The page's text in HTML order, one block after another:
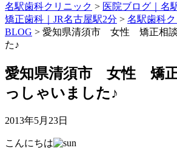
名駅歯科クリニック > 医院ブログ｜名
矯正歯科｜JR名古屋駅2分 > 名駅歯科
BLOG > 愛知県清須市 女性 矯正相談
た♪
愛知県清須市 女性 矯
っしゃいました♪
2013年5月23日
こんにちは